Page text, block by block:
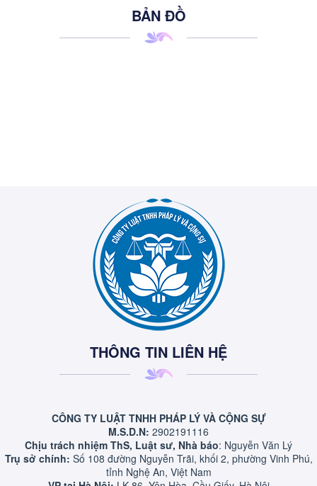
BẢN ĐỒ
THÔNG TIN LIÊN HỆ
CÔNG TY LUẬT TNHH PHÁP LÝ VÀ CỘNG SỰ
M.S.D.N: 2902191116
Chịu trách nhiệm ThS, Luật sư, Nhà báo: Nguyễn Văn Lý
Trụ sở chính: Số 108 đường Nguyễn Trãi, khối 2, phường Vinh Phú,
tỉnh Nghệ An, Việt Nam